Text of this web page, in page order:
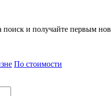
поиск и получайте первым
По стоимости